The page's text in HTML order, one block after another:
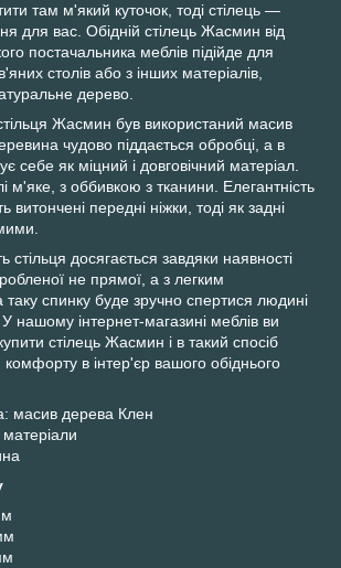
там м'який куточок, тоді стілець —
для вас. Обідній стілець Жасмин від
постачальника меблів підійде для
столів або з інших матеріалів,
дерево.
Жасмин був використаний масив
чудово піддається обробці, а в
себе як міцний і довговічний матеріал.
м'яке, з оббивкою з тканини. Елегантність
витончені передні ніжки, тоді як задні
стільця досягається завдяки наявності
не прямої, а з легким
спинку буде зручно спертися людині
нашому інтернет-магазині меблів ви
стілець Жасмин і в такий спосіб
комфорту в інтер'єр вашого обіднього
масив дерева Клен
матеріали